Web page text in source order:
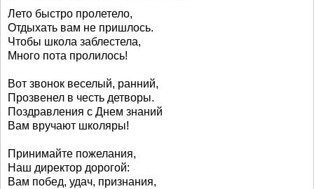
Лето быстро пролетело,
Отдыхать вам не пришлось.
Чтобы школа заблестела,
Много пота пролилось!
Вот звонок веселый, ранний,
Прозвенел в честь детворы.
Поздравления с Днем знаний
Вам вручают школяры!
Принимайте пожелания,
Наш директор дорогой:
Вам побед, удач, признания,